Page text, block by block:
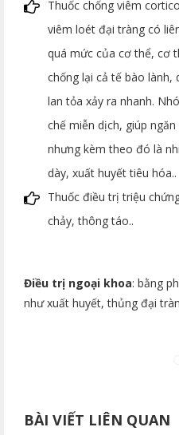
Thuốc chống viêm
viêm loét đại tràng có
quá mức của cơ thể, cơ
chống lại cả tế bào
lan tỏa xảy ra nhanh.
chế miễn dịch, giúp
nhưng kèm theo đó là
dày, xuất huyết tiêu hóa..
Thuốc điều trị triệu
chảy, thông táo..
Điều trị ngoại khoa: bằng
như xuất huyết, thủng đại
BÀI VIẾT LIÊN QUAN